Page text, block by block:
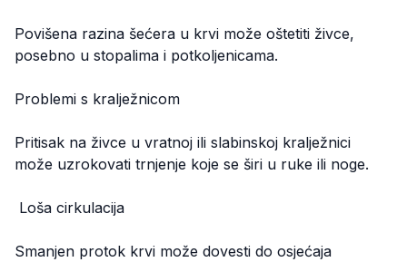
Povišena razina šećera u krvi može oštetiti živce,
posebno u stopalima i potkoljenicama.
Problemi s kralježnicom
Pritisak na živce u vratnoj ili slabinskoj kralježnici
može uzrokovati trnjenje koje se širi u ruke ili noge.
Loša cirkulacija
Smanjen protok krvi može dovesti do osjećaja